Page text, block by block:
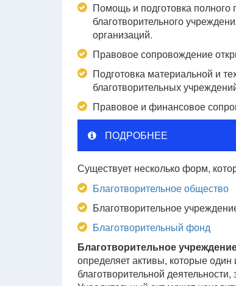
Помощь и подготовка полного
благотворительного
организаций.
Правовое сопровождение
Подготовка материальной и
благотворительных
Правовое и финансовое
ПОДРОБНЕЕ
Существует несколько форм,
Благотворительное общество
Благотворительное
Благотворительный фонд
Благотворительное
определяет активы, которые
благотворительной